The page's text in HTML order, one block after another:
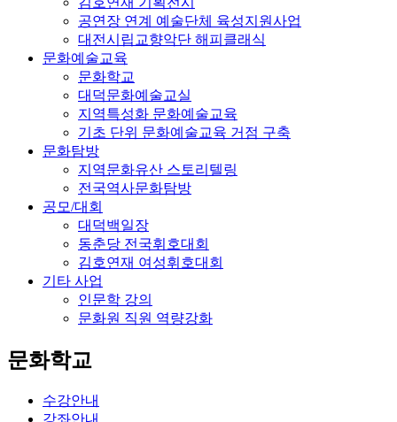
공연장 연계 예술단체 육성지원사업
대전시립교향악단 해피클래식
문화예술교육
문화학교
대덕문화예술교실
지역특성화 문화예술교육
기초 단위 문화예술교육 거점 구축
문화탐방
지역문화유산 스토리텔링
전국역사문화탐방
공모/대회
대덕백일장
동춘당 전국휘호대회
김호연재 여성휘호대회
기타 사업
인문학 강의
문화원 직원 역량강화
문화학교
수강안내